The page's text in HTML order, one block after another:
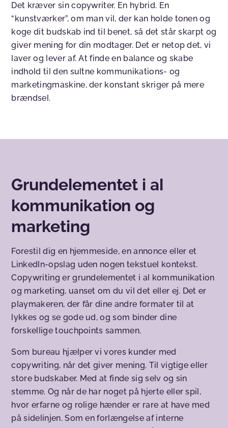
Det kræver sin copywriter. En hybrid. En
“kunstværker”, om man vil, der kan holde tonen og
koge dit budskab ind til benet, så det står skarpt og
giver mening for din modtager. Det er netop det, vi
laver og lever af. At finde en balance og skabe
indhold til den sultne kommunikations- og
marketingmaskine, der konstant skriger på mere
brændsel.
Grundelementet i al
kommunikation og
marketing
Forestil dig en hjemmeside, en annonce eller et
LinkedIn-opslag uden nogen tekstuel kontekst.
Copywriting er grundelementet i al kommunikation
og marketing, uanset om du vil det eller ej. Det er
playmakeren, der får dine andre formater til at
lykkes og se gode ud, og som binder dine
forskellige touchpoints sammen.
Som bureau hjælper vi vores kunder med
copywriting, når det giver mening. Til vigtige eller
store budskaber. Med at finde sig selv og sin
stemme. Og når de har noget på hjerte eller spil,
hvor erfarne og rolige hænder er rare at have med
på sidelinjen. Som en forlængelse af interne